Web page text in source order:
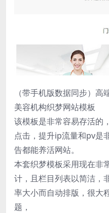
（带手机版数据同步）
美容机构织梦网站模板
该模板是非常容易存活的
点击，提升ip流量和pv是
告都能养活网站。
本套织梦模板采用现在非
计，且栏目列表以简洁，
率大小而自动排版，很大
题，